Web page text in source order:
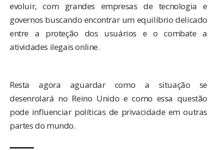
evoluir, com grandes empresas de tecnologia e
governos buscando encontrar um equilíbrio delicado
entre a proteção dos usuários e o combate a
atividades ilegais online.
Resta agora aguardar como a situação se
desenrolará no Reino Unido e como essa questão
pode influenciar políticas de privacidade em outras
partes do mundo.